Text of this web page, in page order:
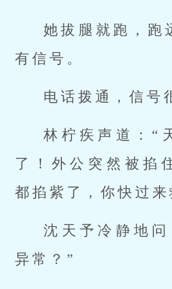
她拔腿就跑，跑
有信号。
电话拨通，信号
林柠疾声道：“
了！外公突然被掐
都掐紫了，你快过来
沈天予冷静地问
异常？”